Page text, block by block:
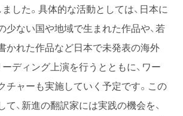
した。具体的な活動としては、日本に
少ない国や地域で生まれた作品や、若
かれた作品など日本で未発表の海外
ーディング上演を行うとともに、ワー
チャーも実施していく予定です。この
、新進の翻訳家には実践の機会を、